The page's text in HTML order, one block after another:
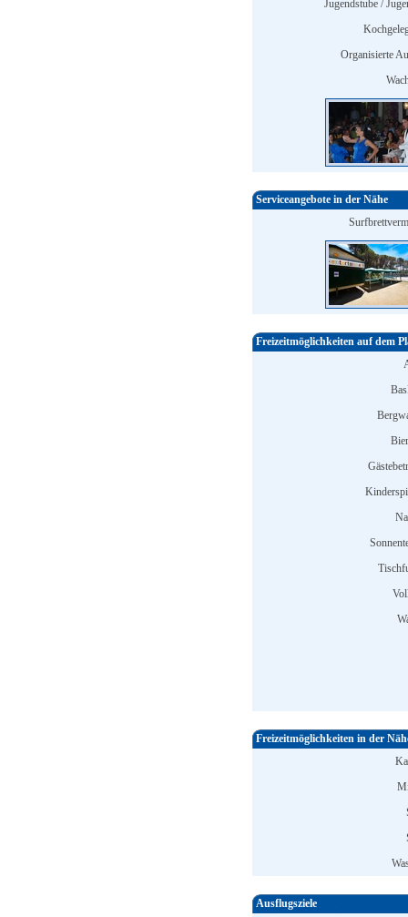
Jugendstube /
Organisierte
Serviceangebote in der Nähe
Freizeitmöglichkeiten auf dem
Freizeitmöglichkeiten in der
Ausflugsziele